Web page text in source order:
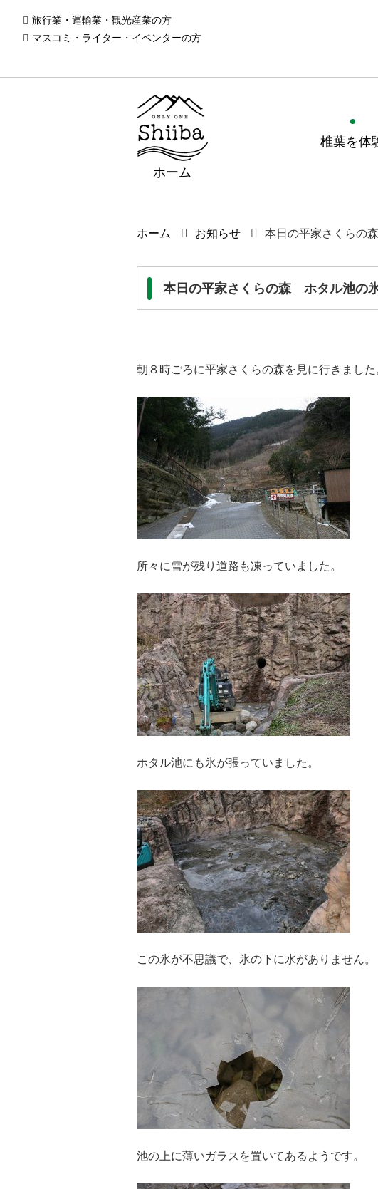
旅行業・運輸業・観光産業の方
マスコミ・ライター・イベンターの方
ホーム
椎葉を体
ホーム お知らせ 本日の平家さくらの
本日の平家さくらの森 ホタル池の
朝８時ごろに平家さくらの森を見に行きました
所々に雪が残り道路も凍っていました。
ホタル池にも氷が張っていました。
この氷が不思議で、氷の下に水がありません。
池の上に薄いガラスを置いてあるようです。